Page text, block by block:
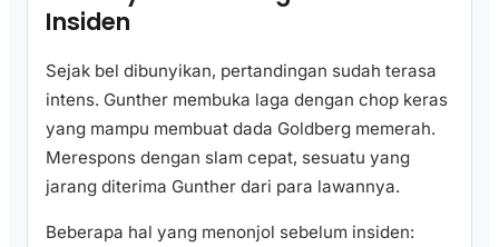
Insiden
Sejak bel dibunyikan, pertandingan sudah terasa
intens. Gunther membuka laga dengan chop keras
yang mampu membuat dada Goldberg memerah.
Merespons dengan slam cepat, sesuatu yang
jarang diterima Gunther dari para lawannya.
Beberapa hal yang menonjol sebelum insiden: